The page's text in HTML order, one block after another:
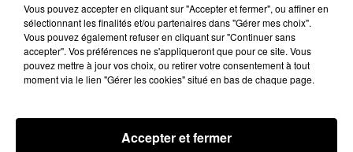
Vous pouvez accepter en cliquant sur "Accepter et fermer", ou affiner en
sélectionnant les finalités et/ou partenaires dans "Gérer mes choix".
Vous pouvez également refuser en cliquant sur "Continuer sans
accepter". Vos préférences ne s'appliqueront que pour ce site. Vous
pouvez mettre à jour vos choix, ou retirer votre consentement à tout
moment via le lien "Gérer les cookies" situé en bas de chaque page.
Accepter et fermer